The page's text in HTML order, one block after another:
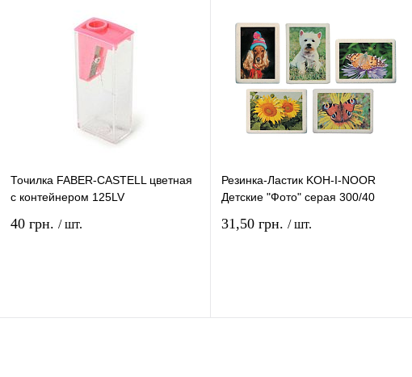
наличии
Точилка FABER-CASTELL цветная
с контейнером 125LV
40 грн. / шт.
Резинка-Ластик KOH-I-NOOR
Детские "Фото" серая 300/40
31,50 грн. / шт.